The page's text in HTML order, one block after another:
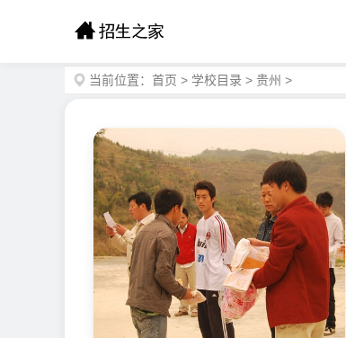
当前位置： 首页 > 学校目录 > 贵州 >